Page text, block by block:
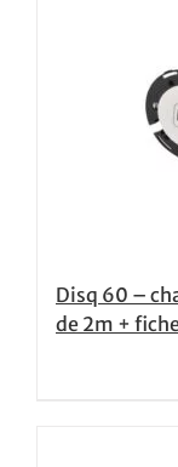
Disq 60 –
de 2m +